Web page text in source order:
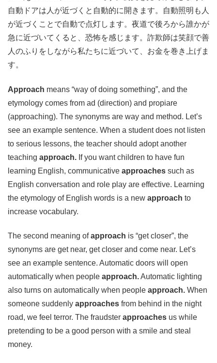
自動ドアは人が近づくと自動的に開きます。自動照明も人
が近づくことで自動で点灯します。夜道で後ろから誰かが
急に近づいてくると、恐怖を感じます。詐欺師は笑顔で善
人のふりをしながら私たちに近づいて、お金を巻き上げま
す。
Approach means “way of doing something”, and the
etymology comes from ad (direction) and propiare
(approaching). The synonyms are way and method. Let’s
see an example sentence. When a student does not listen
to serious lessons, the teacher should adopt another
teaching approach. If you want children to have fun
learning English, communicative approaches such as
English conversation and role play are effective. Learning
the etymology of English words is a new approach to
increase vocabulary.
The second meaning ofapproach is “get closer”, the
synonyms are get near, get closer and come near. Let’s
see an example sentence. Automatic doors will open
automatically when people approach.Automatic lighting
also turns on automatically when people approach. When
someone suddenly approaches from behind in the night
road, we feel terror. The fraudster approaches us while
pretending to be a good person with a smile and steal
money.